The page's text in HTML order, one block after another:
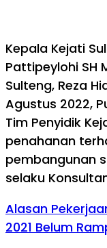
Kepala Kejati
Pattipeylohi SH
Sulteng, Reza
Agustus 2022,
Tim Penyidik
penahanan
pembangunan
selaku
Alasan
2021 Belum